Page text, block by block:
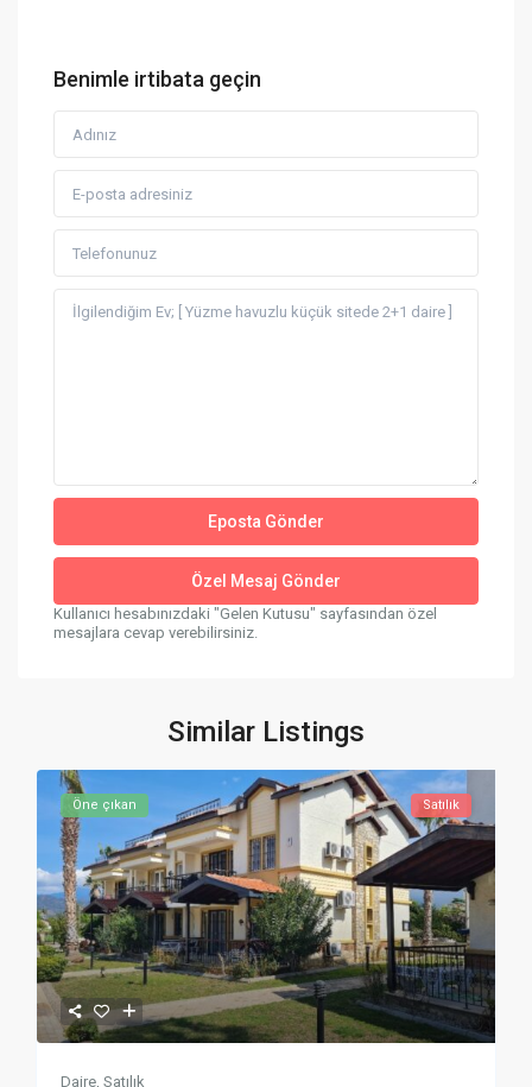
Benimle irtibata geçin
Kullanıcı hesabınızdaki "Gelen Kutusu" sayfasından özel
mesajlara cevap verebilirsiniz.
Similar Listings
Öne çıkan Satılık
Daire,Satılık